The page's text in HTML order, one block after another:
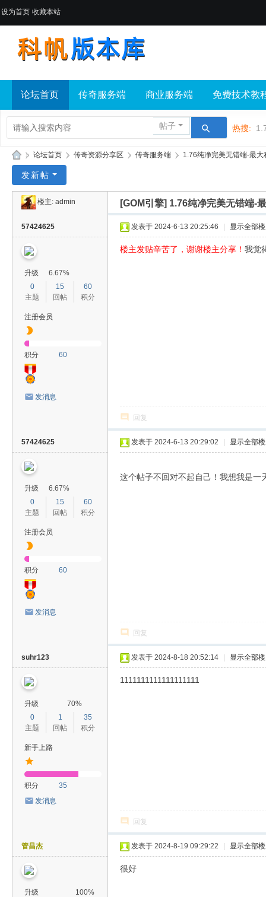
设为首页 收藏本站
论坛首页 传奇服务端 商业服务端 免费技术教
帖子 热搜:
帆
» 论坛首页 › 传奇资源分享区 › 传奇服务端 › 1.76纯净完美无错端-最
发新帖
楼主: admin [GOM引擎] 1.76纯净完美无错端-
57424625
升级
6.67%
0
主题
15
回帖
60
积分
注册会员
积分 60
发消息
发表于 2024-6-13 20:25:46 显示全部
楼主发贴辛苦了，谢谢楼主分享！ 我觉
回复
57424625
升级
6.67%
0
主题
15
回帖
60
积分
注册会员
积分 60
发消息
发表于 2024-6-13 20:29:02 显示全部
这个帖子不回对不起自己！我想我是一
回复
suhr123
升级
70%
0
主题
1
回帖
35
积分
新手上路
积分
35
发消息
发表于 2024-8-18 20:52:14 显示全部
1111111111111111111
回复
管昌杰
升级
100%
发表于 2024-8-19 09:29:22 显示全部
很好